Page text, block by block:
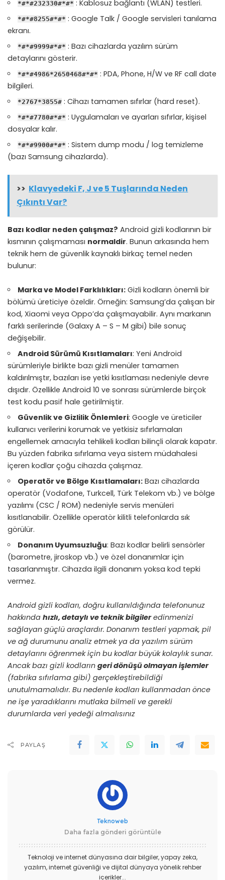
*#*#232330#*#* : Kablosuz bağlantı (WLAN) testleri.
*#*#8255#*#* : Google Talk / Google servisleri tanılama
ekranı.
*#*#9999#*#* : Bazı cihazlarda yazılım sürüm
detaylarını gösterir.
*#*#4986*2650468#*#* : PDA, Phone, H/W ve RF call date
bilgileri.
*2767*3855# : Cihazı tamamen sıfırlar (hard reset).
*#*#7780#*#* : Uygulamaları ve ayarları sıfırlar, kişisel
dosyalar kalır.
*#*#9900#*#* : Sistem dump modu / log temizleme
(bazı Samsung cihazlarda).
>> Klavyedeki F, J ve 5 Tuşlarında Neden
Çıkıntı Var?
Bazı kodlar neden çalışmaz? Android gizli kodlarının bir
kısmının çalışmaması normaldir. Bunun arkasında hem
teknik hem de güvenlik kaynaklı birkaç temel neden
bulunur:
Marka ve Model Farklılıkları: Gizli kodların önemli bir
bölümü üreticiye özeldir. Örneğin: Samsung’da çalışan bir
kod, Xiaomi veya Oppo’da çalışmayabilir. Aynı markanın
farklı serilerinde (Galaxy A – S – M gibi) bile sonuç
değişebilir.
Android Sürümü Kısıtlamaları: Yeni Android
sürümleriyle birlikte bazı gizli menüler tamamen
kaldırılmıştır, bazıları ise yetki kısıtlaması nedeniyle devre
dışıdır. Özellikle Android 10 ve sonrası sürümlerde birçok
test kodu pasif hale getirilmiştir.
Güvenlik ve Gizlilik Önlemleri: Google ve üreticiler
kullanıcı verilerini korumak ve yetkisiz sıfırlamaları
engellemek amacıyla tehlikeli kodları bilinçli olarak kapatır.
Bu yüzden fabrika sıfırlama veya sistem müdahalesi
içeren kodlar çoğu cihazda çalışmaz.
Operatör ve Bölge Kısıtlamaları: Bazı cihazlarda
operatör (Vodafone, Turkcell, Türk Telekom vb.) ve bölge
yazılımı (CSC / ROM) nedeniyle servis menüleri
kısıtlanabilir. Özellikle operatör kilitli telefonlarda sık
görülür.
Donanım Uyumsuzluğu: Bazı kodlar belirli sensörler
(barometre, jiroskop vb.) ve özel donanımlar için
tasarlanmıştır. Cihazda ilgili donanım yoksa kod tepki
vermez.
Android gizli kodları, doğru kullanıldığında telefonunuz
hakkında hızlı, detaylı ve teknik bilgileredinmenizi
sağlayan güçlü araçlardır. Donanım testleri yapmak, pil
ve ağ durumunu analiz etmek ya da yazılım sürüm
detaylarını öğrenmek için bu kodlar büyük kolaylık sunar.
Ancak bazı gizli kodların geri dönüşü olmayan işlemler
(fabrika sıfırlama gibi) gerçekleştirebildiği
unutulmamalıdır. Bu nedenle kodları kullanmadan önce
ne işe yaradıklarını mutlaka bilmeli ve gerekli
durumlarda veri yedeği almalısınız
PAYLAŞ
Teknoweb
Daha fazla gönderi görüntüle
Teknoloji ve internet dünyasına dair bilgiler, yapay zeka,
yazılım, internet güvenliği ve dijital dünyaya yönelik rehber
içerikler...